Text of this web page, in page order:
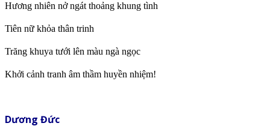
Hương nhiên nở ngát thoảng khung tình
Tiên nữ khỏa thân trinh
Trăng khuya tưới lên màu ngà ngọc
Khởi cảnh tranh âm thầm huyền nhiệm!
Dương Đức